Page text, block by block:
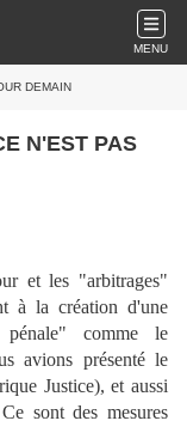
MENU
DEMAIN
N'EST PAS
et les "arbitrages"
à la création d'une
pénale" comme le
avions présenté le
Justice), et aussi
sont des mesures